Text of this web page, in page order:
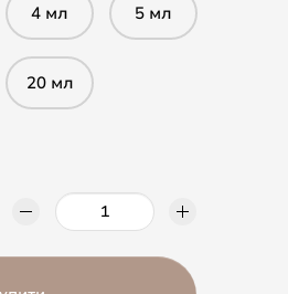
4 мл 5 мл
20 мл